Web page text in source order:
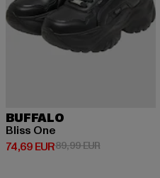
BUFFALO
Bliss One
74,69 EUR
Derzeitiger Preis: 74,69 EUR
89,99 EURAktionspreis: